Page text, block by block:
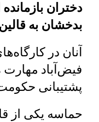
دختران
بدخشان به
آنان در
فیض‌آباد مهارت
پشتیبانی
حماسه یکی از